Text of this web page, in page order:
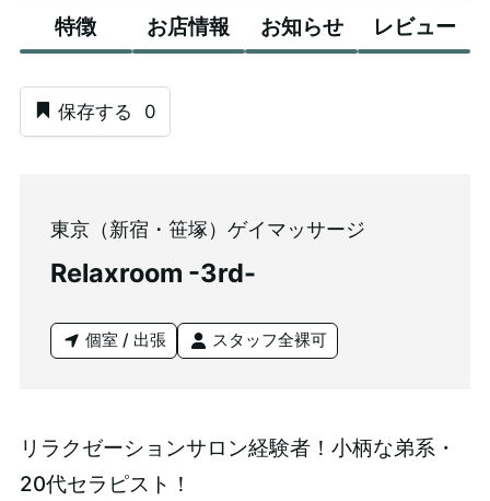
特徴 お店情報 お知らせ レビュー
保存する 0
東京（新宿・笹塚）ゲイマッサージ
Relaxroom -3rd-
個室 / 出張 スタッフ全裸可
リラクゼーションサロン経験者！小柄な弟系・
20代セラピスト！